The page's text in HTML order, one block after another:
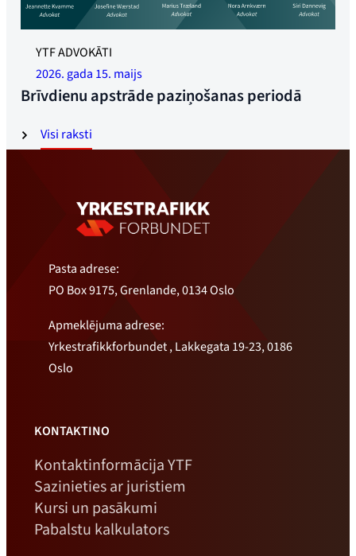
Visi raksti
YTF ADVOKĀTI
2026. gada 15. maijs
Brīvdienu apstrāde paziņošanas periodā
Pasta adrese:
PO Box 9175, Grenlande, 0134 Oslo
Apmeklējuma adrese:
Yrkestrafikkforbundet , Lakkegata 19-23, 0186
Oslo
KONTAKTINO
Kontaktinformācija YTF
Sazinieties ar juristiem
Kursi un pasākumi
Pabalstu kalkulators